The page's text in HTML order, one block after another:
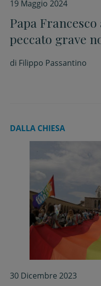
19 Maggio 2024
Papa
peccato grave
L’abbraccio a
palestinese
di Filippo Passantino
DALLA CHIESA
30 Dicembre 2023